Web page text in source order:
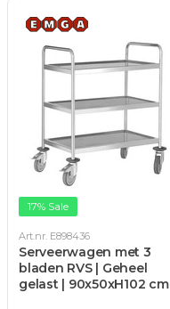
17% Sale
Art.nr. E898436
Serveerwagen met 3
bladen RVS | Geheel
gelast | 90x50xH102 cm